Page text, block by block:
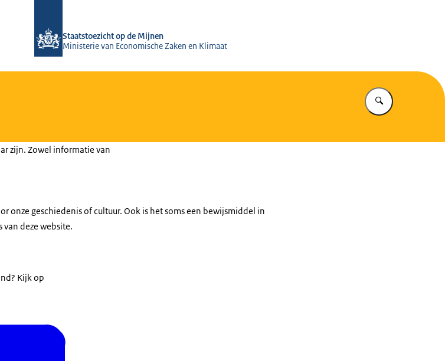
Staatstoezicht op de Mijnen
Ministerie van Economische Zaken en Klimaat
Vul in wat u
zijn. Zowel informatie van
onze geschiedenis of cultuur. Ook is het soms een bewijsmiddel in
van deze website.
Kijk op